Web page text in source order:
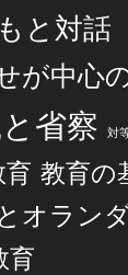
と対話
が中心
省察 対
育 教育の
オラン
育